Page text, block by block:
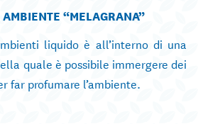
“MELAGRANA”
liquido è all’interno di una
quale è possibile immergere dei
far profumare l’ambiente.